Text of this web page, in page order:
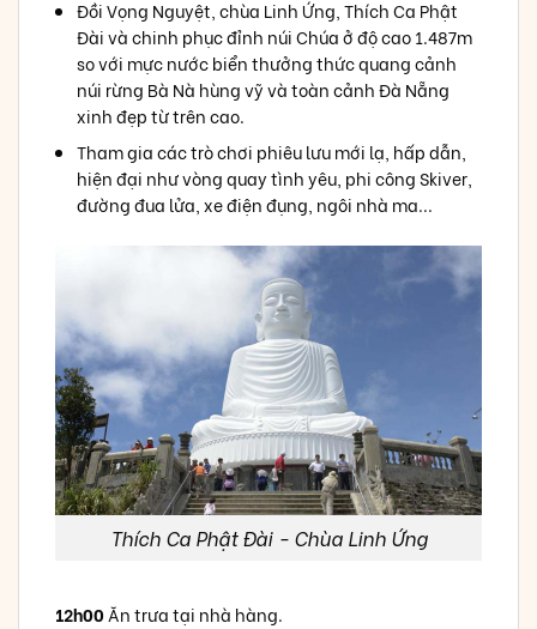
Đồi Vọng Nguyệt, chùa Linh Ứng, Thích Ca Phật
Đài và chinh phục đỉnh núi Chúa ở độ cao 1.487m
so với mực nước biển thưởng thức quang cảnh
núi rừng Bà Nà hùng vỹ và toàn cảnh Đà Nẵng
xinh đẹp từ trên cao.
Tham gia các trò chơi phiêu lưu mới lạ, hấp dẫn,
hiện đại như vòng quay tình yêu, phi công Skiver,
đường đua lửa, xe điện đụng, ngôi nhà ma...
Thích Ca Phật Đài - Chùa Linh Ứng
12h00Ăn trưa tại nhà hàng.